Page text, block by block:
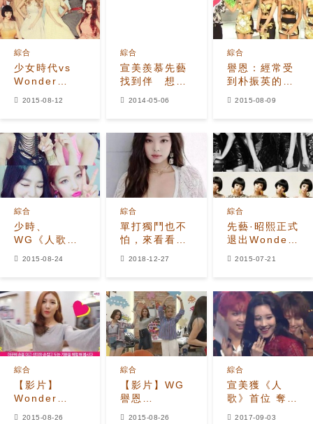
少女時代vs
Wonder
綜合
2015-08-12
宣美羨慕先藝
找到伴 想跟
綜合
2014-05-06
譽恩：經常受
到朴振英的稱
綜合
2015-08-09
少時、
WG《人歌》
後台合照了
綜合
2015-08-24
單打獨鬥也不
怕，來看看
Solo活動依舊
綜合
2018-12-27
先藝·昭熙正式
退出Wonder
Girls 組合只
綜合
2015-07-21
【影片】
Wonder
Girls希望宿舍
綜合
2015-08-26
【影片】WG
譽恩
《Today′s
綜合
2015-08-26
宣美獲《人
歌》首位 奪新
曲首個獎杯
綜合
2017-09-03